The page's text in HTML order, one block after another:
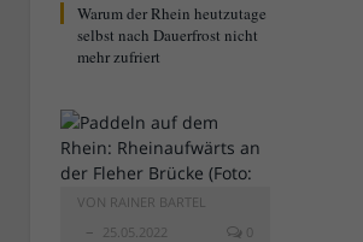
Warum der Rhein heutzutage
selbst nach Dauerfrost nicht
mehr zufriert
VON RAINER BARTEL
25.05.2022
0